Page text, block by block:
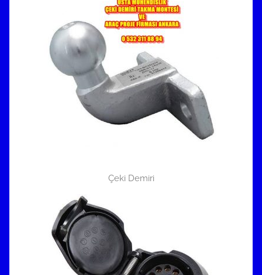
Çeki Demiri